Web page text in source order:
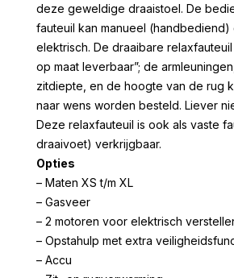
deze geweldige draaistoel. De
fauteuil kan manueel
elektrisch. De draaibare
op maat leverbaar”; de
zitdiepte, en de hoogte van de rug
naar wens worden besteld. Liever
Deze relaxfauteuil is ook als vaste
draaivoet) verkrijgbaar.
Opties
– Maten XS t/m XL
– Gasveer
– 2 motoren voor elektrisch
– Opstahulp met extra
– Accu